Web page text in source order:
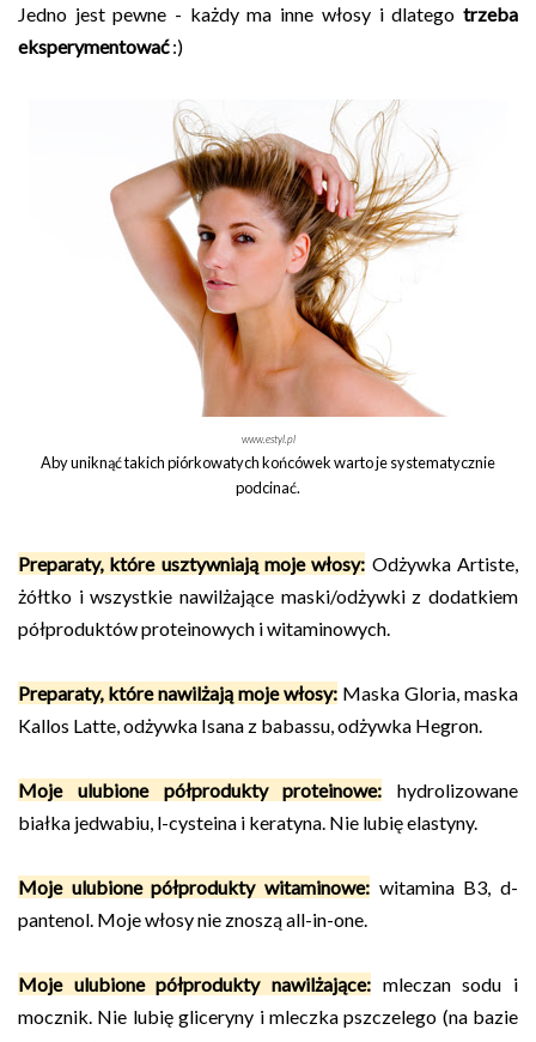
Jedno jest pewne - każdy ma inne włosy i dlatego trzeba
eksperymentować:)
www.estyl.pl
Aby uniknąć takich piórkowatych końcówek warto je systematycznie
podcinać.
Preparaty, które usztywniają moje włosy: Odżywka Artiste,
żółtko i wszystkie nawilżające maski/odżywki z dodatkiem
półproduktów proteinowych i witaminowych.
Preparaty, które nawilżają moje włosy: Maska Gloria, maska
Kallos Latte, odżywka Isana z babassu, odżywka Hegron.
Moje ulubione półprodukty proteinowe: hydrolizowane
białka jedwabiu, l-cysteina i keratyna. Nie lubię elastyny.
Moje ulubione półprodukty witaminowe: witamina B3, d-
pantenol. Moje włosy nie znoszą all-in-one.
Moje ulubione półprodukty nawilżające: mleczan sodu i
mocznik. Nie lubię gliceryny i mleczka pszczelego (na bazie